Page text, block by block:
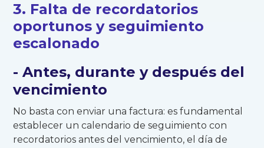
3. Falta de recordatorios
oportunos y seguimiento
escalonado
- Antes, durante y después del
vencimiento
No basta con enviar una factura: es fundamental
establecer un calendario de seguimiento con
recordatorios antes del vencimiento, el día de